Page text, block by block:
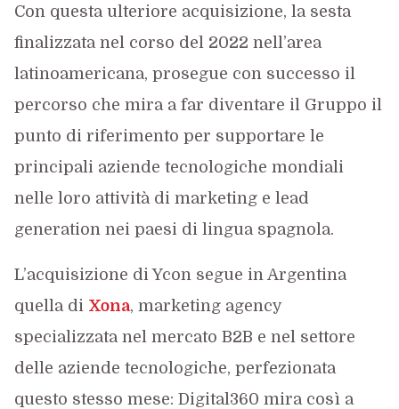
Con questa ulteriore acquisizione, la sesta
finalizzata nel corso del 2022 nell’area
latinoamericana, prosegue con successo il
percorso che mira a far diventare il Gruppo il
punto di riferimento per supportare le
principali aziende tecnologiche mondiali
nelle loro attività di marketing e lead
generation nei paesi di lingua spagnola.
L’acquisizione di Ycon segue in Argentina
quella di Xona, marketing agency
specializzata nel mercato B2B e nel settore
delle aziende tecnologiche, perfezionata
questo stesso mese: Digital360 mira così a